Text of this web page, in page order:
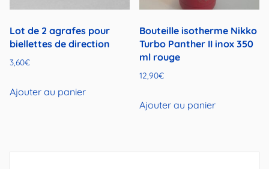
Lot de 2 agrafes pour
biellettes de direction
3,60€
Ajouter au panier
Bouteille isotherme Nikko
Turbo Panther II inox 350
ml rouge
12,90€
Ajouter au panier